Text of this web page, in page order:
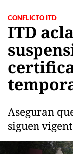
CONFLICTO ITD
ITD
Aseguran
siguen